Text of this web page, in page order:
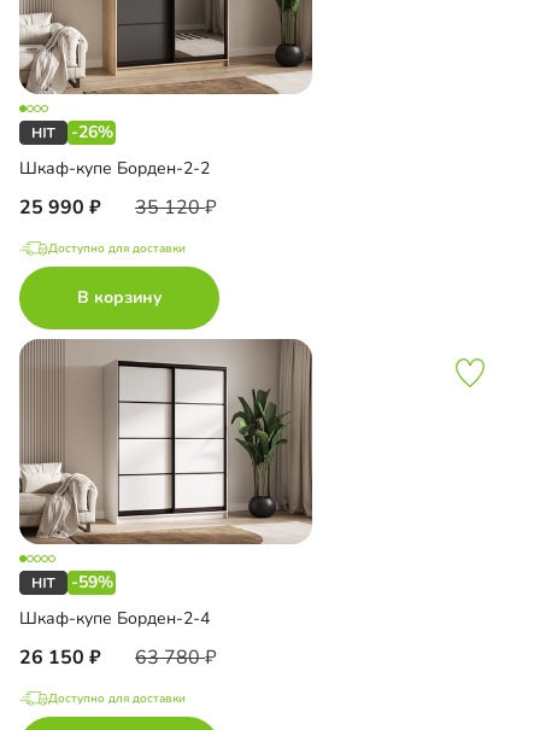
-26%
Шкаф-купе Борден-2-2
25 990 35 120
Доступно для доставки
В корзину
-59%
Шкаф-купе Борден-2-4
26 150 63 780
Доступно для доставки